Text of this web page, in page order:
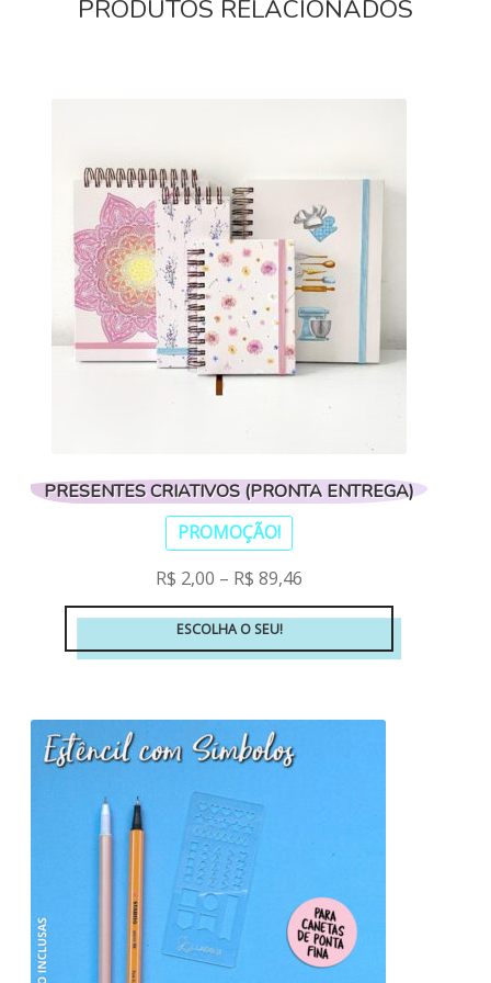
PRODUTOS RELACIONADOS
PRESENTES CRIATIVOS (PRONTA ENTREGA)
PROMOÇÃO!
R$ 2,00 – R$ 89,46
ESCOLHA O SEU!